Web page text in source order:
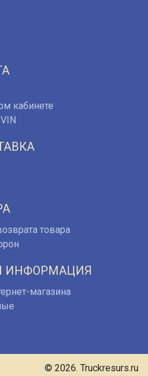
кабинете
товара
ИНФОРМАЦИЯ
магазина
© 2026. Truckresurs.ru